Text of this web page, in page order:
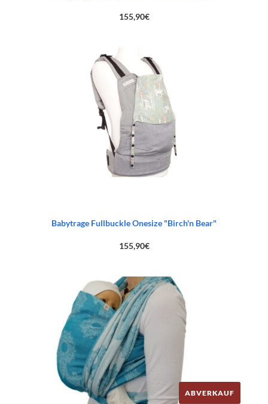
155,90€
Babytrage Fullbuckle Onesize "Birch'n Bear"
155,90€
ABVERKAUF